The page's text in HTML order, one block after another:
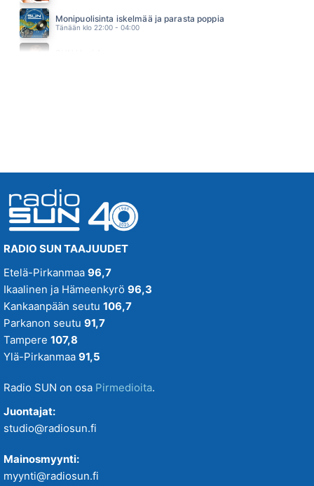
EVELINA
04.36
Monipuolisinta iskelmää ja parasta poppia
Tänään klo 22:00 - 04:00
RADIO SUN TAAJUUDET
Etelä-Pirkanmaa 96,7
Ikaalinen ja Hämeenkyrö 96,3
Kankaanpään seutu 106,7
Parkanon seutu 91,7
Tampere 107,8
Ylä-Pirkanmaa 91,5
Radio SUN on osa Pirmedioita.
Juontajat:
studio@radiosun.fi
Mainosmyynti:
myynti@radiosun.fi